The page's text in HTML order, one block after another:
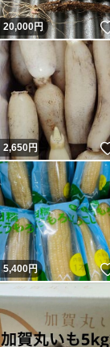
20,000円
2,650円
5,400円